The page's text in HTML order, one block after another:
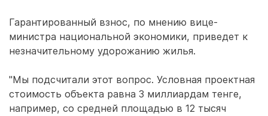
Гарантированный взнос, по мнению вице-
министра национальной экономики, приведет к
незначительному удорожанию жилья.
"Мы подсчитали этот вопрос. Условная проектная
стоимость объекта равна 3 миллиардам тенге,
например, со средней площадью в 12 тысяч